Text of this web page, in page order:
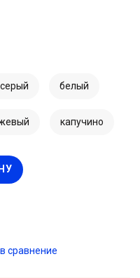
сидений, что
146*56см, что
на широких
и крепкими
вариант накидок
тепло в самые лютые
более
с аналогами
серый белый
капучино
сравнение